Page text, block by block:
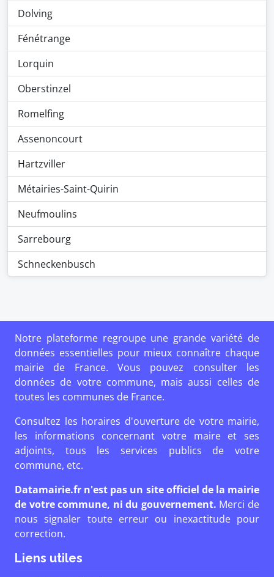
Dolving
Fénétrange
Lorquin
Oberstinzel
Romelfing
Assenoncourt
Hartzviller
Métairies-Saint-Quirin
Neufmoulins
Sarrebourg
Schneckenbusch
Notre plateforme regroupe une grande variété de
données essentielles pour mieux connaître chaque
mairie de France. Vous pouvez consulter les
données de votre commune, mais aussi celles de
toutes les communes de France.
Consultez les horaires d'ouverture de votre mairie,
les informations concernant votre maire et ses
adjoints, tous les services publics de votre
commune, etc.
Datamairie.fr n'est pas un site officiel de la mairie
de votre commune, ni du gouvernement. Merci de
nous signaler toute erreur ou inexactitude pour
correction.
Liens utiles